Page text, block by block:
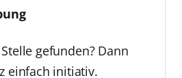
gefunden? Dann
einfach initiativ.